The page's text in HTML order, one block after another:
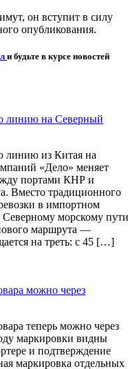
он вступит в силу
опубликования.
и будьте в курсе новостей
линию на Северный
линию из Китая на
«Дело» меняет
портами КНР и
Вместо традиционного
в импортном
Северному морскому пути
маршрута —
на треть: с 45 […]
можно через
теперь можно через
маркировки видны
и подтверждение
маркировка отдельных